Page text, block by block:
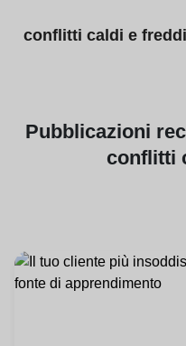
conflitti caldi e freddi
Pubblicazioni
conflitti